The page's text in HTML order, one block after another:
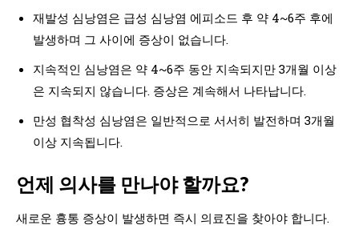
재발성 심낭염은 급성 심낭염 에피소드 후 약 4~6주 후에
발생하며 그 사이에 증상이 없습니다.
지속적인 심낭염은 약 4~6주 동안 지속되지만 3개월 이상
은 지속되지 않습니다. 증상은 계속해서 나타납니다.
만성 협착성 심낭염은 일반적으로 서서히 발전하며 3개월
이상 지속됩니다.
언제 의사를 만나야 할까요?
새로운 흉통 증상이 발생하면 즉시 의료진을 찾아야 합니다.